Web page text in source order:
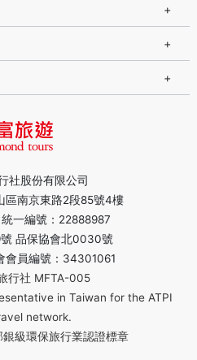
社股份有限公司
區南京東路2段85號4樓
一編號：22888987
品保協會北0030號
會員編號：34301061
行社 MFTA-005
in Taiwan for the ATPI
network.
級環保旅行業認證標章